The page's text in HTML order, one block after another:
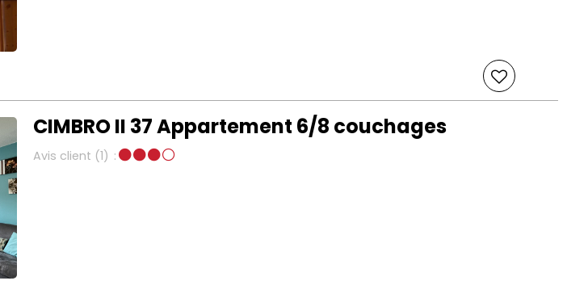
CIMBRO II 37 Appartement 6/8 couchages
Avis client (1)